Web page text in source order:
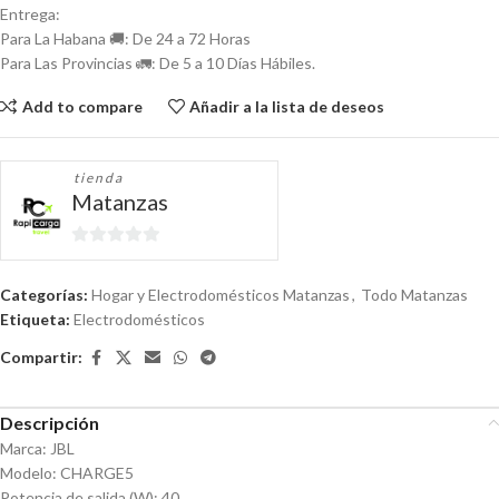
Entrega:
Para La Habana 🚚: De 24 a 72 Horas
Para Las Provincias 🚛: De 5 a 10 Días Hábiles.
Add to compare Añadir a la lista de deseos
tienda
Matanzas
0
Categorías: Hogar y Electrodomésticos Matanzas, Todo Matanzas
Etiqueta: Electrodomésticos
Compartir:
Descripción
Marca: JBL
Modelo: CHARGE5